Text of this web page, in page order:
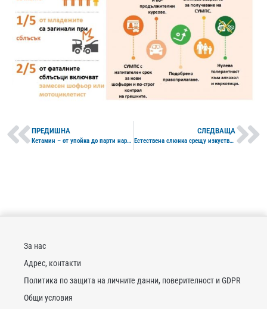
ПРЕДИШНА
Кетамин – от упойка до парти наркотик
СЛЕДВАЩА
Естествена слюнка срещу изкуствена слюнка
За нас
Адрес, контакти
Политика по защита на личните данни, поверителност и GDPR
Общи условия